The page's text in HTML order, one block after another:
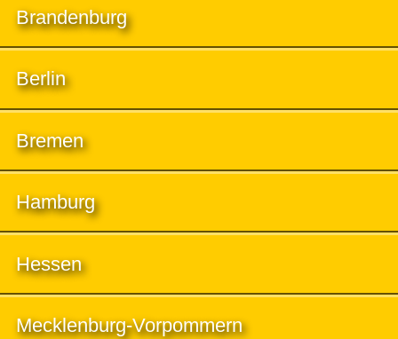
Brandenburg
Berlin
Bremen
Hamburg
Hessen
Mecklenburg-Vorpommern